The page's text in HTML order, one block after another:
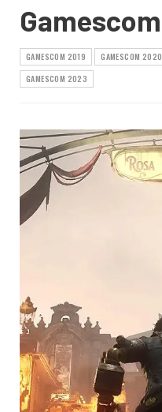
Gamescom
GAMESCOM 2019 GAMESCOM 2020
GAMESCOM 2023